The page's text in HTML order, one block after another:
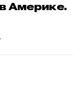
Америке.